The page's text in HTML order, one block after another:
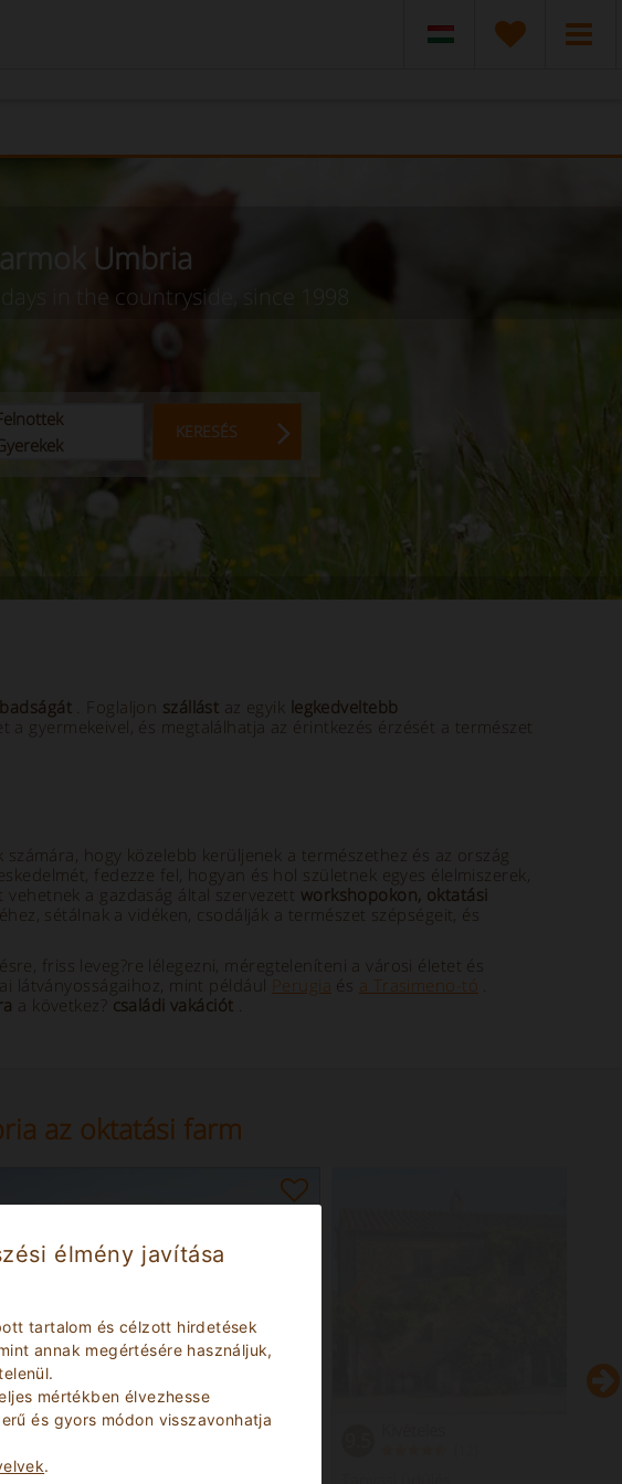
élmény javítása
tartalom és célzott hirdetések
annak megértésére használjuk,
mértékben élvezhesse
és gyors módon visszavonhatja
.
Umbria
in the countryside, since 1998
KERESÉS
. Foglaljon szállást az egyik legkedveltebb
a gyermekeivel, és megtalálhatja az érintkezés érzését a természet
hogy közelebb kerüljenek a természethez és az ország
fedezze fel, hogyan és hol születnek egyes élelmiszerek,
vehetnek a gazdaság által szervezett workshopokon, oktatási
sétálnak a vidéken, csodálják a természet szépségeit, és
friss leveg?re lélegezni, méregteleníteni a városi életet és
látványosságaihoz, mint például Perugia és a Trasimeno-tó .
a következ? családi vakációt .
az oktatási farm
Mesés